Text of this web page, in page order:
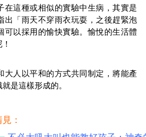
在這種或相似的實驗中生病，其實是
出「雨天不穿雨衣玩耍，之後趕緊泡
可以採用的愉快實驗。愉悅的生活體
大人以平和的方式共同制定，將能產
是這樣形成的。
：